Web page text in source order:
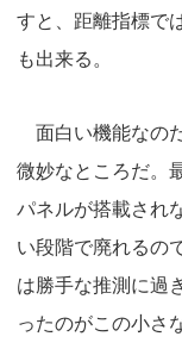
すと、距離指標で
も出来る。
面白い機能なの
微妙なところだ。
パネルが搭載され
い段階で廃れるの
は勝手な推測に過
ったのがこの小さ